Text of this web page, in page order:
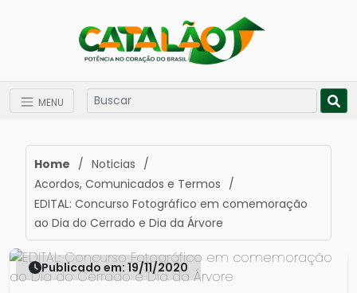
MENU
Home / Noticias /
Acordos, Comunicados e Termos /
EDITAL: Concurso Fotográfico em comemoração
ao Dia do Cerrado e Dia da Árvore
Publicado em: 19/11/2020